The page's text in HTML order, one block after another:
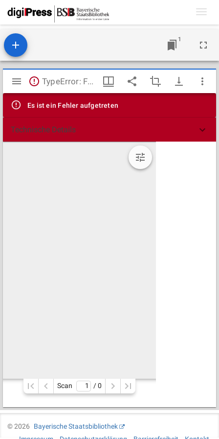
1
Mirador
Viewer
TypeError: Failed to fetch
Es ist ein Fehler aufgetreten
Technische Details
Scan / 0
©2026
Bayerische Staatsbibliothek